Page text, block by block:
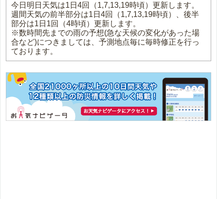
今日明日天気は1日4回（1,7,13,19時頃）更新します。
週間天気の前半部分は1日4回（1,7,13,19時頃）、後半
部分は1日1回（4時頃）更新します。
※数時間先までの雨の予想(急な天候の変化があった場
合など)につきましては、予測地点毎に毎時修正を行っ
ております。